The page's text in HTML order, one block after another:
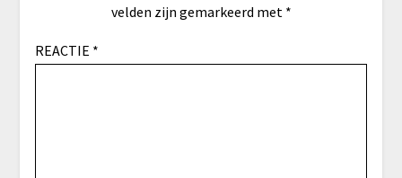
velden zijn gemarkeerd met *
REACTIE *